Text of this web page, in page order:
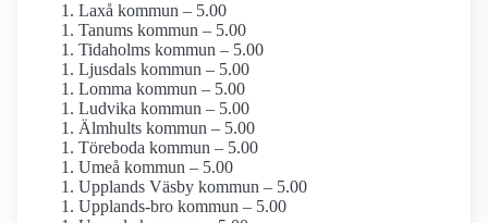
Laxå kommun – 5.00
Tanums kommun – 5.00
Tidaholms kommun – 5.00
Ljusdals kommun – 5.00
Lomma kommun – 5.00
Ludvika kommun – 5.00
Älmhults kommun – 5.00
Töreboda kommun – 5.00
Umeå kommun – 5.00
Upplands Väsby kommun – 5.00
Upplands-bro kommun – 5.00